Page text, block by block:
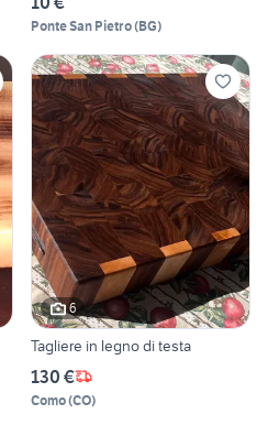
Ponte San Pietro(BG)
6
Tagliere in legno di testa
130 €
Como(CO)